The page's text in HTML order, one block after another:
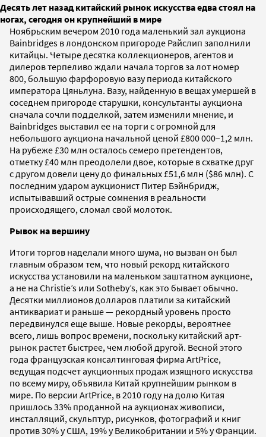
Десять лет назад китайский рынок искусства едва стоял на
ногах, сегодня он крупнейший в мире
Ноябрьским вечером 2010 года маленький зал аукциона
Bainbridges в лондонском пригороде Райслип заполнили
китайцы. Четыре десятка коллекционеров, агентов и
дилеров терпеливо ждали начала торгов за лот номер
800, большую фарфоровую вазу периода китайского
императора Цяньлуна. Вазу, найденную в вещах умершей в
соседнем пригороде старушки, консультанты аукциона
сначала сочли подделкой, затем изменили мнение, и
Bainbridges выставил ее на торги с огромной для
небольшого аукциона начальной ценой £800 000–1,2 млн.
На рубеже £30 млн осталось семеро претендентов,
отметку £40 млн преодолели двое, которые в схватке друг
с другом довели цену до финальных £51,6 млн ($86 млн). С
последним ударом аукционист Питер Бэйнбридж,
испытывавший острые сомнения в реальности
происходящего, сломал свой молоток.
Рывок на вершину
Итоги торгов наделали много шума, но вызван он был
главным образом тем, что новый рекорд китайского
искусства установили на маленьком заштатном аукционе,
а не на Christie’s или Sotheby’s, как это бывает обычно.
Десятки миллионов долларов платили за китайский
антиквариат и раньше — рекордный уровень просто
передвинулся еще выше. Новые рекорды, вероятнее
всего, лишь вопрос времени, поскольку китайский арт-
рынок растет быстрее, чем любой другой. Весной этого
года французская консалтинговая фирма ArtPrice,
ведущая подсчет аукционных продаж изящного искусства
по всему миру, объявила Китай крупнейшим рынком в
мире. По версии ArtPrice, в 2010 году на долю Китая
пришлось 33% проданной на аукционах живописи,
инсталляций, скульптур, рисунков, фотографий и книг
против 30% у США, 19% у Великобритании и 5% у Франции.